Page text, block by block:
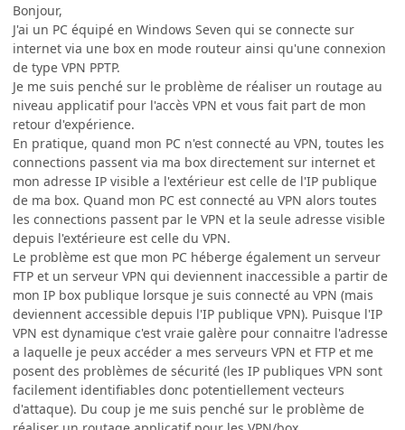
Bonjour,
J'ai un PC équipé en Windows Seven qui se connecte sur
internet via une box en mode routeur ainsi qu'une connexion
de type VPN PPTP.
Je me suis penché sur le problème de réaliser un routage au
niveau applicatif pour l'accès VPN et vous fait part de mon
retour d'expérience.
En pratique, quand mon PC n'est connecté au VPN, toutes les
connections passent via ma box directement sur internet et
mon adresse IP visible a l'extérieur est celle de l'IP publique
de ma box. Quand mon PC est connecté au VPN alors toutes
les connections passent par le VPN et la seule adresse visible
depuis l'extérieure est celle du VPN.
Le problème est que mon PC héberge également un serveur
FTP et un serveur VPN qui deviennent inaccessible a partir de
mon IP box publique lorsque je suis connecté au VPN (mais
deviennent accessible depuis l'IP publique VPN). Puisque l'IP
VPN est dynamique c'est vraie galère pour connaitre l'adresse
a laquelle je peux accéder a mes serveurs VPN et FTP et me
posent des problèmes de sécurité (les IP publiques VPN sont
facilement identifiables donc potentiellement vecteurs
d'attaque). Du coup je me suis penché sur le problème de